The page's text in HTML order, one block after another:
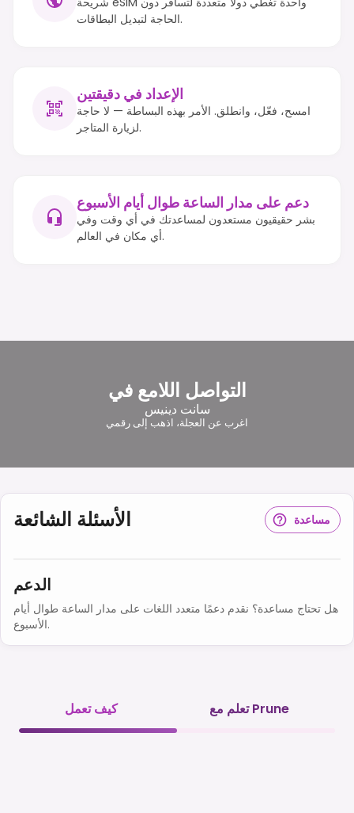
الحاجة لتبديل البطاقات.
الإعداد في دقيقتين
امسح، فعّل، وانطلق. الأمر بهذه البساطة — لا حاجة
لزيارة المتاجر.
دعم على مدار الساعة طوال أيام الأسبوع
بشر حقيقيون مستعدون لمساعدتك في أي وقت وفي
أي مكان في العالم.
التواصل اللامع في
سانت دينيس
اغرب عن العجلة، اذهب إلى رقمي
الأسئلة الشائعة مساعدة
الدعم
هل تحتاج مساعدة؟ نقدم دعمًا متعدد اللغات على مدار الساعة طوال أيام
الأسبوع.
كيف تعمل تعلم مع Prune